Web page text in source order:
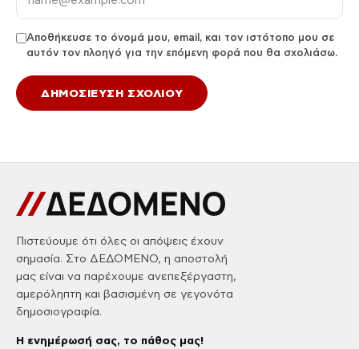
Αποθήκευσε το όνομά μου, email, και τον ιστότοπο μου σε
αυτόν τον πλοηγό για την επόμενη φορά που θα σχολιάσω.
Πιστεύουμε ότι όλες οι απόψεις έχουν
σημασία. Στο ΔΕΔΟΜΕΝΟ, η αποστολή
μας είναι να παρέχουμε ανεπεξέργαστη,
αμερόληπτη και βασισμένη σε γεγονότα
δημοσιογραφία.
Η ενημέρωσή σας, το πάθος μας!